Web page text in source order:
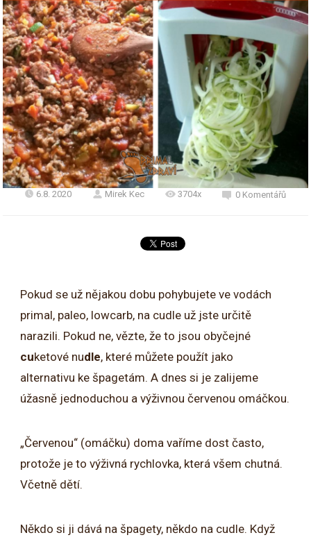
6.8. 2020 Mirek Kec 3704x 0 Komentářů
Pokud se už nějakou dobu pohybujete ve vodách
primal, paleo, lowcarb, na cudle už jste určitě
narazili. Pokud ne, vězte, že to jsou obyčejné
cuketové nudle, které můžete použít jako
alternativu ke špagetám. A dnes si je zalijeme
úžasně jednoduchou a výživnou červenou omáčkou.
„Červenou“ (omáčku) doma vaříme dost často,
protože je to výživná rychlovka, která všem chutná.
Včetně dětí.
Někdo si ji dává na špagety, někdo na cudle. Když